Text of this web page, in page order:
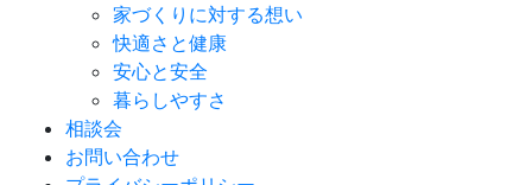
家づくりに対する想い
快適さと健康
安心と安全
暮らしやすさ
相談会
お問い合わせ